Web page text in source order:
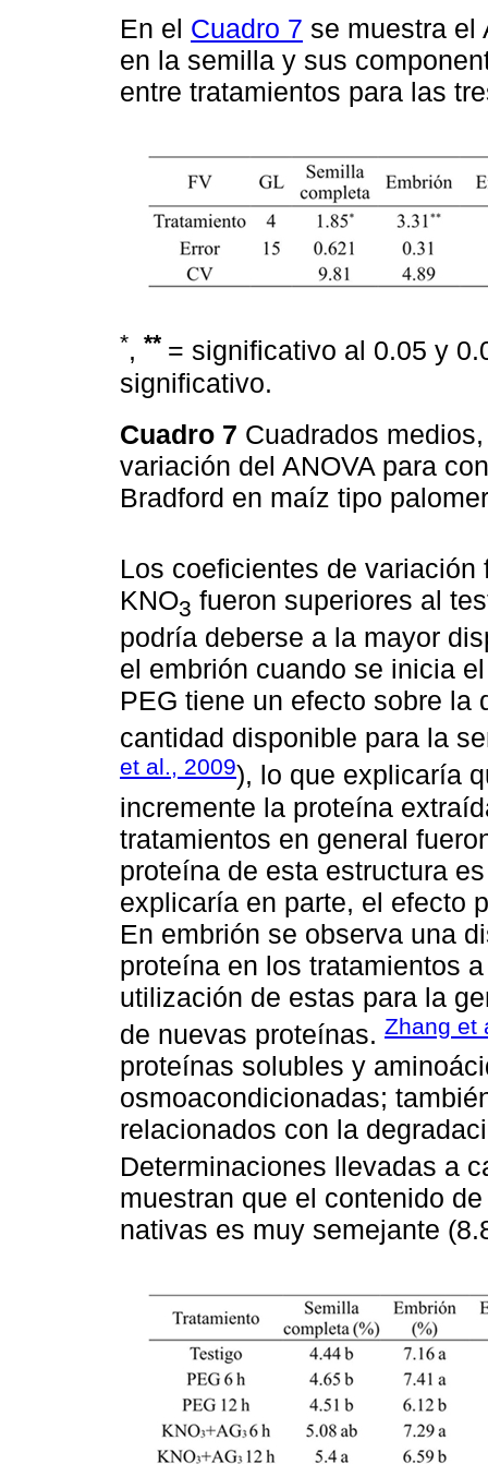
En el Cuadro 7 se muestra el
en la semilla y sus
entre tratamientos para las
*, ** = significativo al 0.05 y
significativo.
Cuadro 7 Cuadrados
variación del ANOVA para
Bradford en maíz tipo
Los coeficientes de
KNO3 fueron superiores al
podría deberse a la mayor
el embrión cuando se inicia
PEG tiene un efecto sobre la
cantidad disponible para la
et al., 2009), lo que explicaría
incremente la proteína
tratamientos en general
proteína de esta estructura
explicaría en parte, el efecto
En embrión se observa una
proteína en los tratamientos
utilización de estas para la
de nuevas proteínas. Zhang et
proteínas solubles y
osmoacondicionadas;
relacionados con la
Determinaciones llevadas a
muestran que el contenido
nativas es muy semejante